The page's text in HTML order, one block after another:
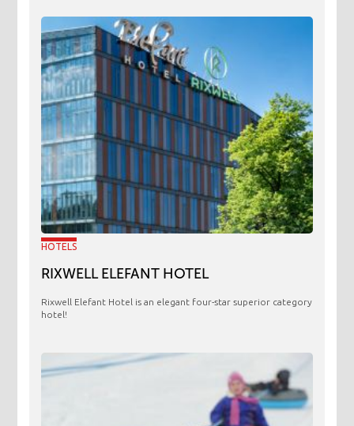
HOTELS
RIXWELL ELEFANT HOTEL
Rixwell Elefant Hotel is an elegant four-star superior category
hotel!